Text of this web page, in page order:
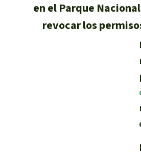
en el Parque
revocar los